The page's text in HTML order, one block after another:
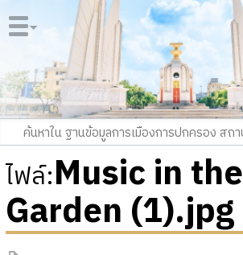
ไฟล์:Music in the
Garden (1).jpg